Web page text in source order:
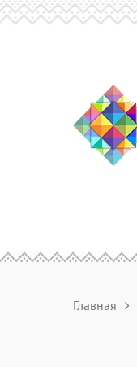
Главная